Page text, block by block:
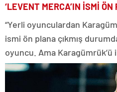
‘LEVENT MERCA’IN İSMİ ÖN
“Yerli oyunculardan
ismi ön plana çıkmış
oyuncu. Ama